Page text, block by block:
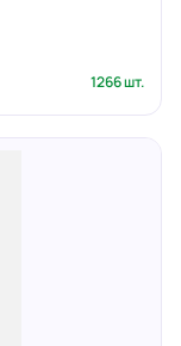
1266 шт.